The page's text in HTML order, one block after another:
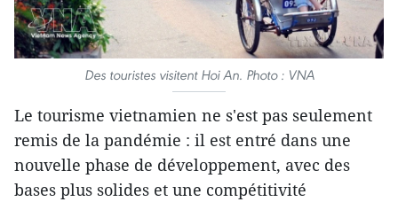
Des touristes visitent Hoi An. Photo : VNA
Le tourisme vietnamien ne s'est pas seulement
remis de la pandémie : il est entré dans une
nouvelle phase de développement, avec des
bases plus solides et une compétitivité